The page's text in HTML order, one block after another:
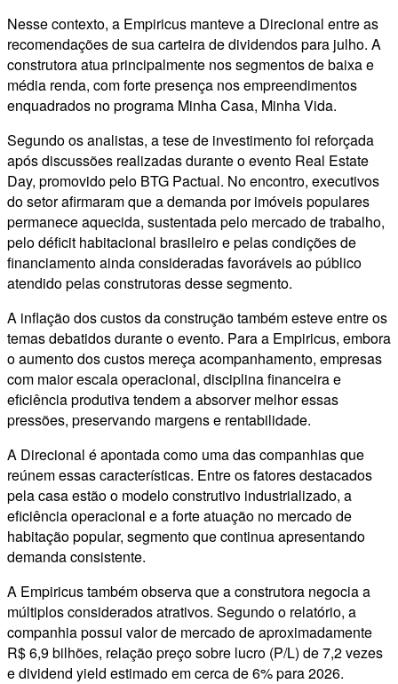
Nesse contexto, a Empiricus manteve a Direcional entre as
recomendações de sua carteira de dividendos para julho. A
construtora atua principalmente nos segmentos de baixa e
média renda, com forte presença nos empreendimentos
enquadrados no programa Minha Casa, Minha Vida.
Segundo os analistas, a tese de investimento foi reforçada
após discussões realizadas durante o evento Real Estate
Day, promovido pelo BTG Pactual. No encontro, executivos
do setor afirmaram que a demanda por imóveis populares
permanece aquecida, sustentada pelo mercado de trabalho,
pelo déficit habitacional brasileiro e pelas condições de
financiamento ainda consideradas favoráveis ao público
atendido pelas construtoras desse segmento.
A inflação dos custos da construção também esteve entre os
temas debatidos durante o evento. Para a Empiricus, embora
o aumento dos custos mereça acompanhamento, empresas
com maior escala operacional, disciplina financeira e
eficiência produtiva tendem a absorver melhor essas
pressões, preservando margens e rentabilidade.
A Direcional é apontada como uma das companhias que
reúnem essas características. Entre os fatores destacados
pela casa estão o modelo construtivo industrializado, a
eficiência operacional e a forte atuação no mercado de
habitação popular, segmento que continua apresentando
demanda consistente.
A Empiricus também observa que a construtora negocia a
múltiplos considerados atrativos. Segundo o relatório, a
companhia possui valor de mercado de aproximadamente
R$ 6,9 bilhões, relação preço sobre lucro (P/L) de 7,2 vezes
e dividend yield estimado em cerca de 6% para 2026.